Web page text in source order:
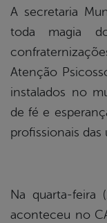
A secretaria
toda magia
Atenção
instalados no
de fé e
profissionais das
Na quarta-feira
aconteceu no